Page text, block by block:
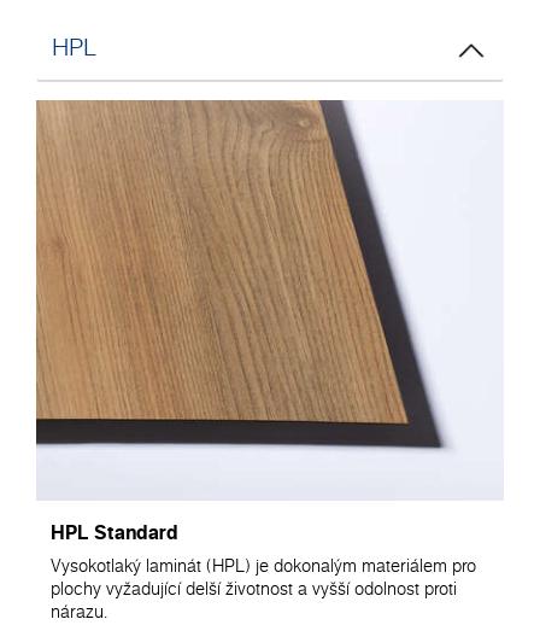
HPL
HPL Standard
Vysokotlaký laminát (HPL) je dokonalým materiálem pro
plochy vyžadující delší životnost a vyšší odolnost proti
nárazu.